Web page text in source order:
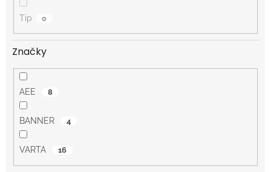
Tip 0
Značky
AEE 8
BANNER 4
VARTA 16